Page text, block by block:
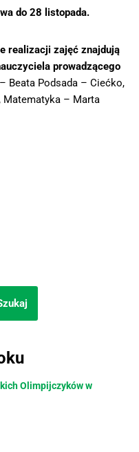
do 28 listopada.
realizacji zajęć znajdują
prowadzącego
Beata Podsada – Ciećko,
Matematyka – Marta
Olimpijczyków w